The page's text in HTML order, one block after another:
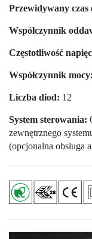
Przewidywany czas
Współczynnik
Częstotliwość
Współczynnik mocy:
Liczba diod: 12
System sterowania:
zewnętrznego
(opcjonalna obsługa